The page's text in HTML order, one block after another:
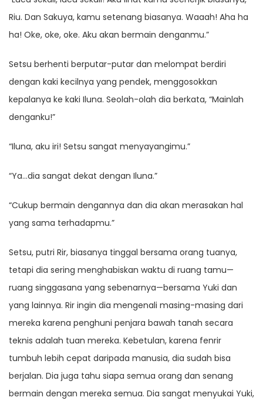
Riu. Dan Sakuya, kamu setenang biasanya. Waaah! Aha ha
ha! Oke, oke, oke. Aku akan bermain denganmu.”
Setsu berhenti berputar-putar dan melompat berdiri
dengan kaki kecilnya yang pendek, menggosokkan
kepalanya ke kaki Iluna. Seolah-olah dia berkata, “Mainlah
denganku!”
“Iluna, aku iri! Setsu sangat menyayangimu.”
“Ya…dia sangat dekat dengan Iluna.”
“Cukup bermain dengannya dan dia akan merasakan hal
yang sama terhadapmu.”
Setsu, putri Rir, biasanya tinggal bersama orang tuanya,
tetapi dia sering menghabiskan waktu di ruang tamu—
ruang singgasana yang sebenarnya—bersama Yuki dan
yang lainnya. Rir ingin dia mengenali masing-masing dari
mereka karena penghuni penjara bawah tanah secara
teknis adalah tuan mereka. Kebetulan, karena fenrir
tumbuh lebih cepat daripada manusia, dia sudah bisa
berjalan. Dia juga tahu siapa semua orang dan senang
bermain dengan mereka semua. Dia sangat menyukai Yuki,